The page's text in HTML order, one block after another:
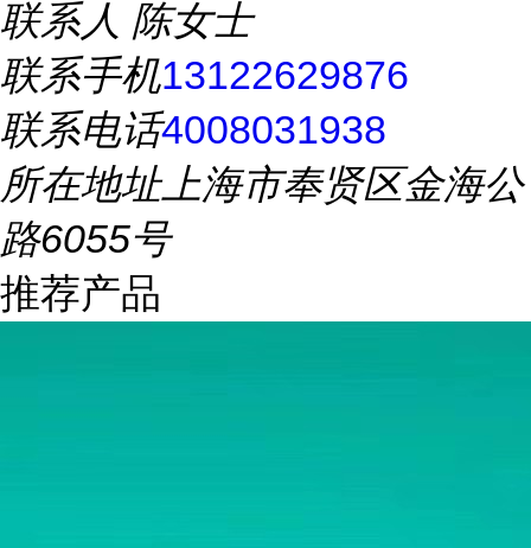
联系人 陈女士
联系手机13122629876
联系电话4008031938
所在地址上海市奉贤区金海公
路6055号
推荐产品